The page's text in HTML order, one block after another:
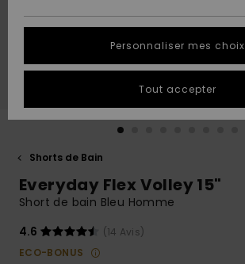
A
Découvrir
A
Découvrir
tailles
conversation
plus rapide
à votre
Démarrer
QUIKSILVER
Shorts de Bain
Everyday Flex Volley 15"
Short de bain Bleu Homme
4.6
(14 Avis)
ECO-BONUS
Personnaliser mes choix
Tout accepter